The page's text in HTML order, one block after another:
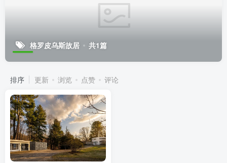
格罗皮乌斯故居 共1篇
排序 更新 浏览 点赞 评论